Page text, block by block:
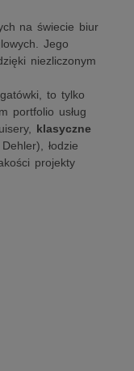
na świecie biur
Jego
niezliczonym
to tylko
portfolio usług
klasyczne
łodzie
projekty